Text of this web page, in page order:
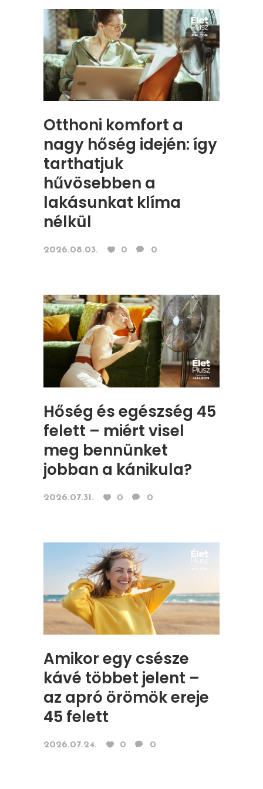
Otthoni komfort a
nagy hőség idején: így
tarthatjuk
hűvösebben a
lakásunkat klíma
nélkül
2026.08.03. 0 0
Hőség és egészség 45
felett – miért visel
meg bennünket
jobban a kánikula?
2026.07.31. 0 0
Amikor egy csésze
kávé többet jelent –
az apró örömök ereje
45 felett
2026.07.24. 0 0